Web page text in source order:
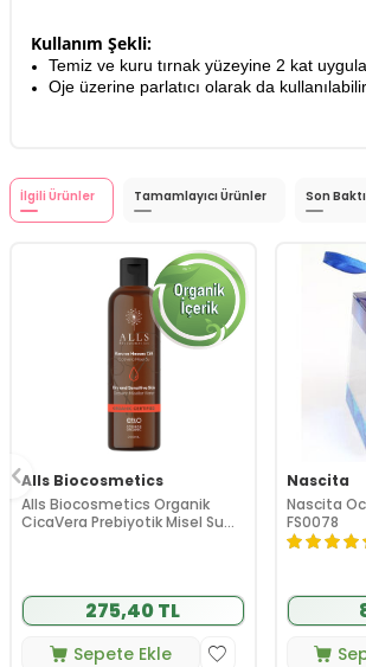
Kullanım Şekli:
Temiz ve kuru tırnak yüzeyine 2 kat
Oje üzerine parlatıcı olarak da
İlgili Ürünler Tamamlayıcı Ürünler Son
Alls Biocosmetics
Alls Biocosmetics Organik
CicaVera Prebiyotik Misel Su
275,40 TL
Sepete Ekle
Nascita
Nascita
FS0078